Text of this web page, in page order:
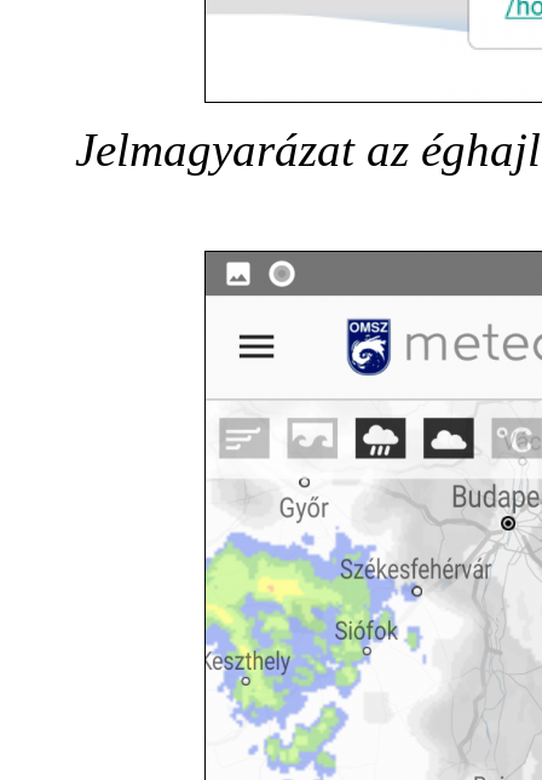
Jelmagyarázat az